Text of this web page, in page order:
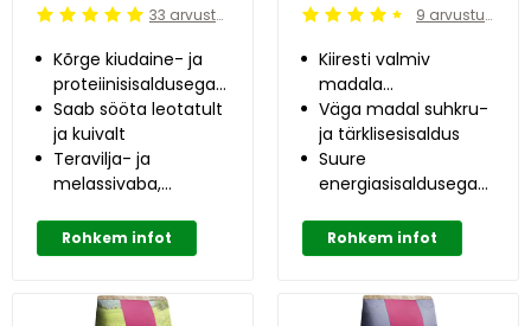
Beoordeling: 5/5 33 arvustused
Kõrge kiudaine- ja
proteiinisisaldusega
lisa
Saab sööta leotatult
ja kuivalt
Teravilja- ja
melassivaba,
suhkrusisaldusega
Rohkem infot
Beoordeling: 4.5/5 9 arvustused
Kiiresti valmiv
madala
suhkrusisaldusega
peedigraanul
Väga madal suhkru-
ja tärklisesisaldus
Suure
energiasisaldusega
Rohkem infot